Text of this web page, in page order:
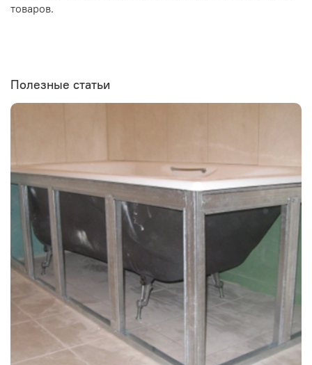
товаров.
Полезные статьи